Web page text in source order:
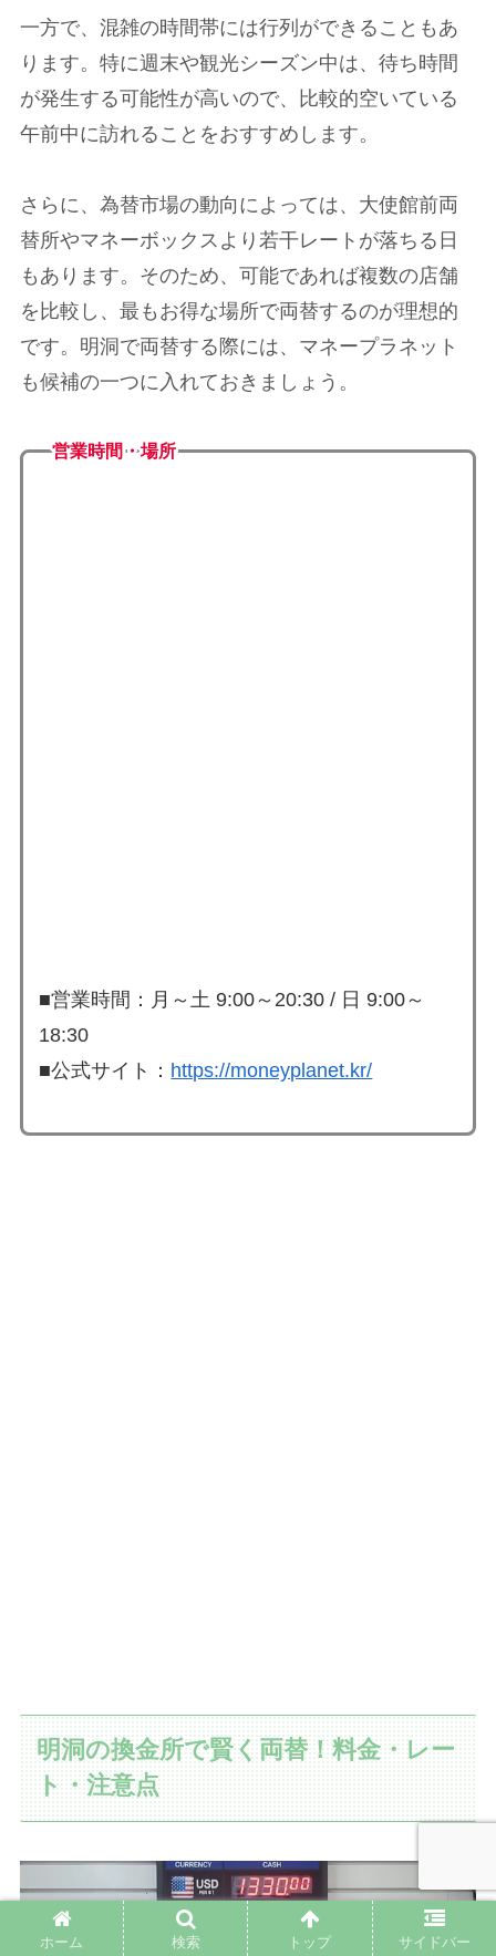
一方で、混雑の時間帯には行列ができることもあ
ります。特に週末や観光シーズン中は、待ち時間
が発生する可能性が高いので、比較的空いている
午前中に訪れることをおすすめします。
さらに、為替市場の動向によっては、大使館前両
替所やマネーボックスより若干レートが落ちる日
もあります。そのため、可能であれば複数の店舗
を比較し、最もお得な場所で両替するのが理想的
です。明洞で両替する際には、マネープラネット
も候補の一つに入れておきましょう。
営業時間・場所
■営業時間：月～土 9:00～20:30 / 日 9:00～
18:30
■公式サイト： https://moneyplanet.kr/
明洞の換金所で賢く両替！料金・レー
ト・注意点
ホーム 検索 トップ サイドバー